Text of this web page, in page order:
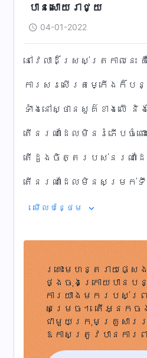
បានសោយរាជ្យ
04-01-2022
នៅវេលាដ៏ស្រស់ត្រកាលនេះ
ការសរសើរតម្កើងក៏ប
ទាំងនៅស្ថានសួគ៌ខាងលើ និ
តើនរណាដែលមិនរំភើបចំពោះរ
តើដួងចិត្តរបស់នរណាដ
តើនរណាដែលមិនសម្រក់ទឹ
អ៎ ...! អ៎ ...!
ប៉ុន្ដែឥលូវនេះ គឺជាផ្ទៃម
ផែនដីលែងជាផែនដីកាលពី
ប៉ុន្ដែឥលូវនេះ គឺជាទឹ
ក្រោយភ្លៀងមួយមេធំបាន
ពិភពលោកចាស់ដ៏ស្មោកគ្រ
មើល​​បន្ថែម​
គ្រោះមហន្តរាយផ្សេ
ថ្ងៃចុងក្រោយបានបន្
ការយាងមករបស់ព្រ
សម្រេច។ តើអ្នកច
ជាមួយក្រុមគ្រួសារ
ឱកាសត្រូវបានការព